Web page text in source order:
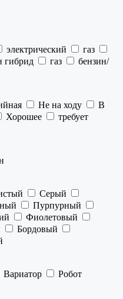
электрический
газ
гибрид газ
бензин/
Не на ходу
В
Хорошее
требует
Серый
Пурпурный
Фиолетовый
Бордовый
Вариатор
Робот